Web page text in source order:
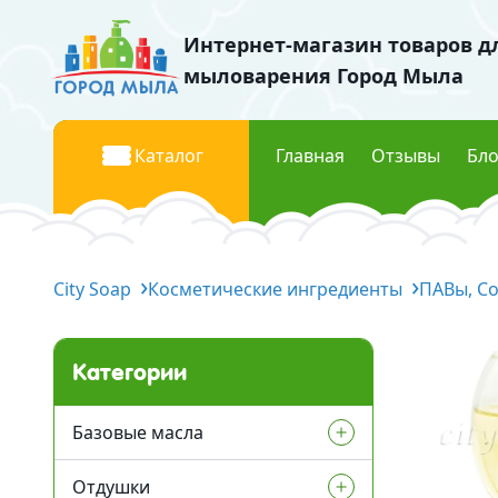
Интернет-магазин товаров
мыловарения Город Мыла
Каталог
Жидкие базовые масла
Отдушки
Отдушки Украина
Мика
Главная Отзывы
City Soap Косметические ингредиенты ПАВы,
Категории
Базовые масла
Жидкие базовые масла
Отдушки